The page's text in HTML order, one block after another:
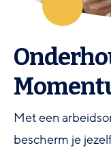
Met een
bescherm je